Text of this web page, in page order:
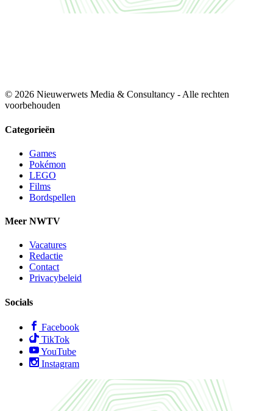
© 2026 Nieuwerwets Media & Consultancy - Alle rechten
voorbehouden
Categorieën
Games
Pokémon
LEGO
Films
Bordspellen
Meer NWTV
Vacatures
Redactie
Contact
Privacybeleid
Socials
Facebook
TikTok
YouTube
Instagram